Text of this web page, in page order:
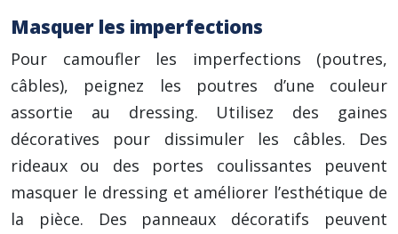
Masquer les imperfections
Pour camoufler les imperfections (poutres,
câbles), peignez les poutres d’une couleur
assortie au dressing. Utilisez des gaines
décoratives pour dissimuler les câbles. Des
rideaux ou des portes coulissantes peuvent
masquer le dressing et améliorer l’esthétique de
la pièce. Des panneaux décoratifs peuvent